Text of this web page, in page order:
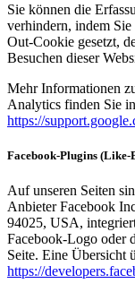
Sie können die
verhindern, indem
Out-Cookie gesetzt,
Besuchen dieser
Mehr Informationen
Analytics finden Sie
https://
Facebook-Plugins (Like-
Auf unseren Seiten
Anbieter Facebook
94025, USA,
Facebook-Logo oder
Seite. Eine Übersicht
https://